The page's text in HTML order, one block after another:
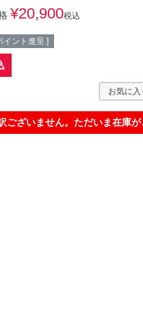
¥20,900税込
イント進呈 ]
お気に
ございません。ただいま在庫が